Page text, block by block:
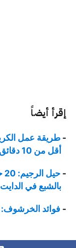
إقرأ أيضاً
طريقة عمل
أقل من 10 دقائق
بالشبع في الدايت
فوائد الخرشوف: 12 فائدة مبهرة للتخسيس والصحة